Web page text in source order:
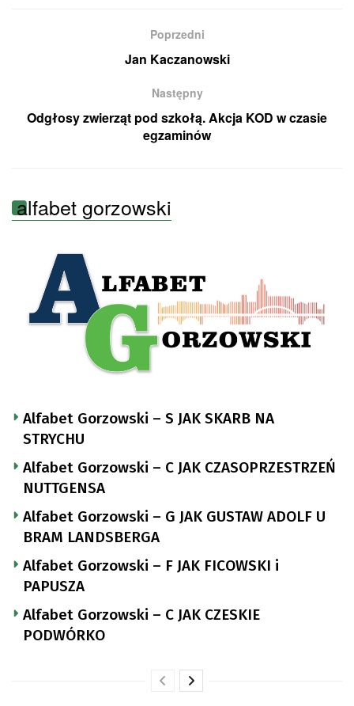
Poprzedni
Jan Kaczanowski
Następny
Odgłosy zwierząt pod szkołą. Akcja KOD w czasie
egzaminów
alfabet gorzowski
Alfabet Gorzowski – S JAK SKARB NA
STRYCHU
Alfabet Gorzowski – C JAK CZASOPRZESTRZEŃ
NUTTGENSA
Alfabet Gorzowski – G JAK GUSTAW ADOLF U
BRAM LANDSBERGA
Alfabet Gorzowski – F JAK FICOWSKI i
PAPUSZA
Alfabet Gorzowski – C JAK CZESKIE
PODWÓRKO